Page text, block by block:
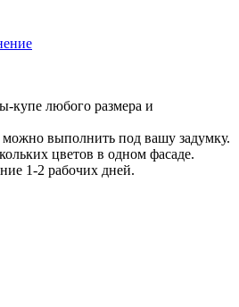
купе любого размера и
можно выполнить под вашу задумку.
цветов в одном фасаде.
1-2 рабочих дней.